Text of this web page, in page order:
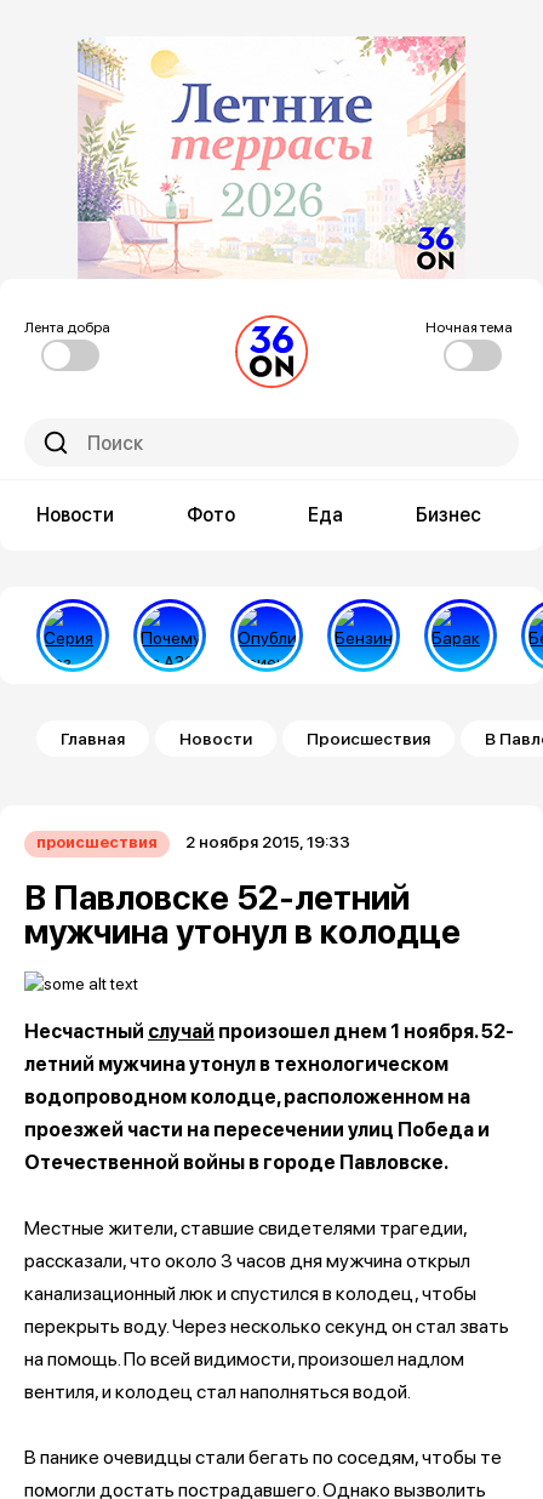
Лента добра Ночная тема
Новости Фото Еда Бизнес
Строка навигации
Главная Новости Происшествия В
происшествия 2 ноября 2015, 19:33
В Павловске 52-летний
мужчина утонул в колодце
Несчастный случай произошел днем 1 ноября. 52-
летний мужчина утонул в технологическом
водопроводном колодце, расположенном на
проезжей части на пересечении улиц Победа и
Отечественной войны в городе Павловске.
Местные жители, ставшие свидетелями трагедии,
рассказали, что около 3 часов дня мужчина открыл
канализационный люк и спустился в колодец, чтобы
перекрыть воду. Через несколько секунд он стал звать
на помощь. По всей видимости, произошел надлом
вентиля, и колодец стал наполняться водой.
В панике очевидцы стали бегать по соседям, чтобы те
помогли достать пострадавшего. Однако вызволить